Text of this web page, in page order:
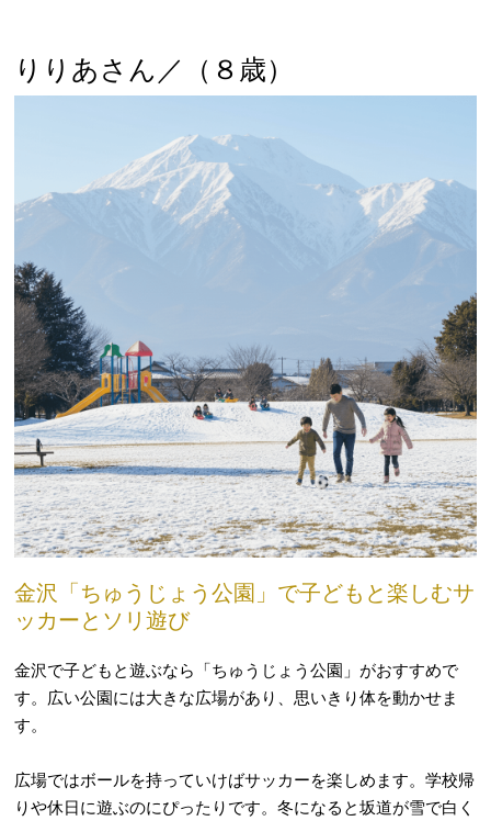
りりあさん／（８歳）
金沢「ちゅうじょう公園」で子どもと楽しむサ
ッカーとソリ遊び
金沢で子どもと遊ぶなら「ちゅうじょう公園」がおすすめで
す。広い公園には大きな広場があり、思いきり体を動かせま
す。
広場ではボールを持っていけばサッカーを楽しめます。学校帰
りや休日に遊ぶのにぴったりです。冬になると坂道が雪で白く